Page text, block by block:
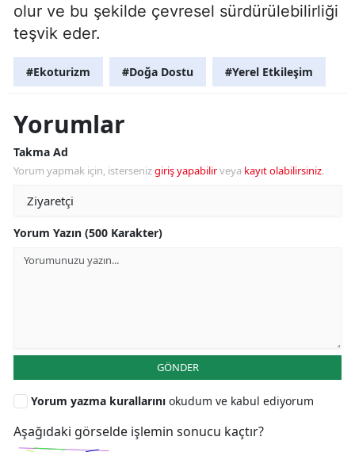
olur ve bu şekilde çevresel sürdürülebilirliği
teşvik eder.
#Ekoturizm #Doğa Dostu #Yerel Etkileşim
Yorumlar
Takma Ad
Yorum yapmak için, istersenizgiriş yapabilirveya kayıt olabilirsiniz.
Yorum Yazın (500 Karakter)
GÖNDER
Yorum yazma kurallarını okudum ve kabul ediyorum
Aşağıdaki görselde işlemin sonucu kaçtır?